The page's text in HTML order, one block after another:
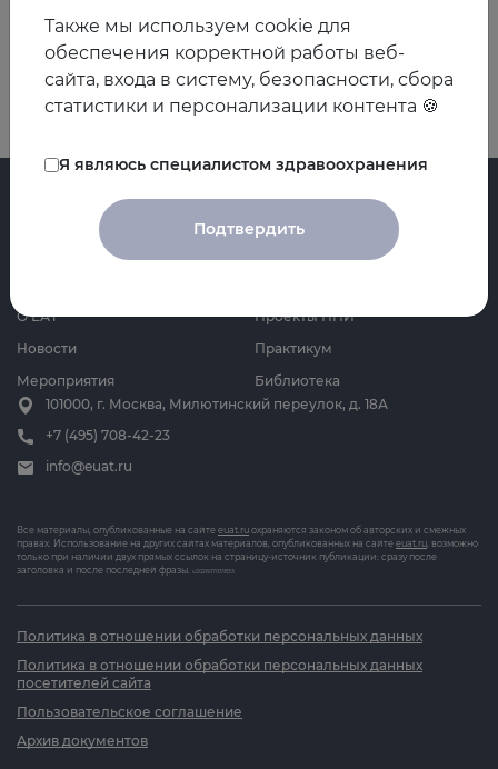
Вперед
О ЕАТ
Новости
Мероприятия
Проекты НПИ
Практикум
Библиотека
101000, г. Москва, Милютинский переулок, д. 18А
+7 (495) 708-42-23
info@euat.ru
Все материалы, опубликованные на сайте euat.ru охраняются законом об авторских и смежных
правах. Использование на других сайтах материалов, опубликованных на сайте euat.ru, возможно
только при наличии двух прямых ссылок на страницу-источник публикации: сразу после
заголовка и после последней фразы. v202607031833
Политика в отношении обработки персональных данных
Политика в отношении обработки персональных данных
посетителей сайта
Пользовательское соглашение
Архив документов
Также мы используем cookie для
обеспечения корректной работы веб-
сайта, входа в систему, безопасности, сбора
статистики и персонализации контента 🍪
Я являюсь специалистом здравоохранения
Подтвердить